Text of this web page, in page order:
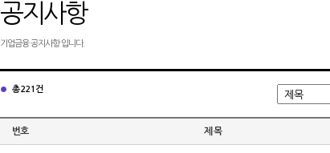
공지사항
기업금융 공지사항 입니다.
총 221건
번호 제 목